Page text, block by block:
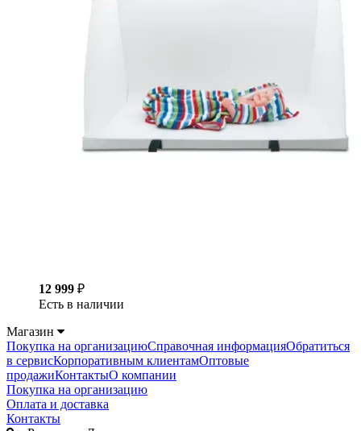
12 999 ₽
Есть в наличии
Магазин
Покупка на организациюСправочная информацияОбратиться
в сервисКорпоративным клиентамОптовые
продажиКонтактыО компании
Покупка на организацию
Оплата и доставка
Контакты